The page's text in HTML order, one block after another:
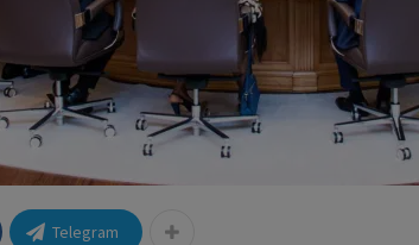
Telegram